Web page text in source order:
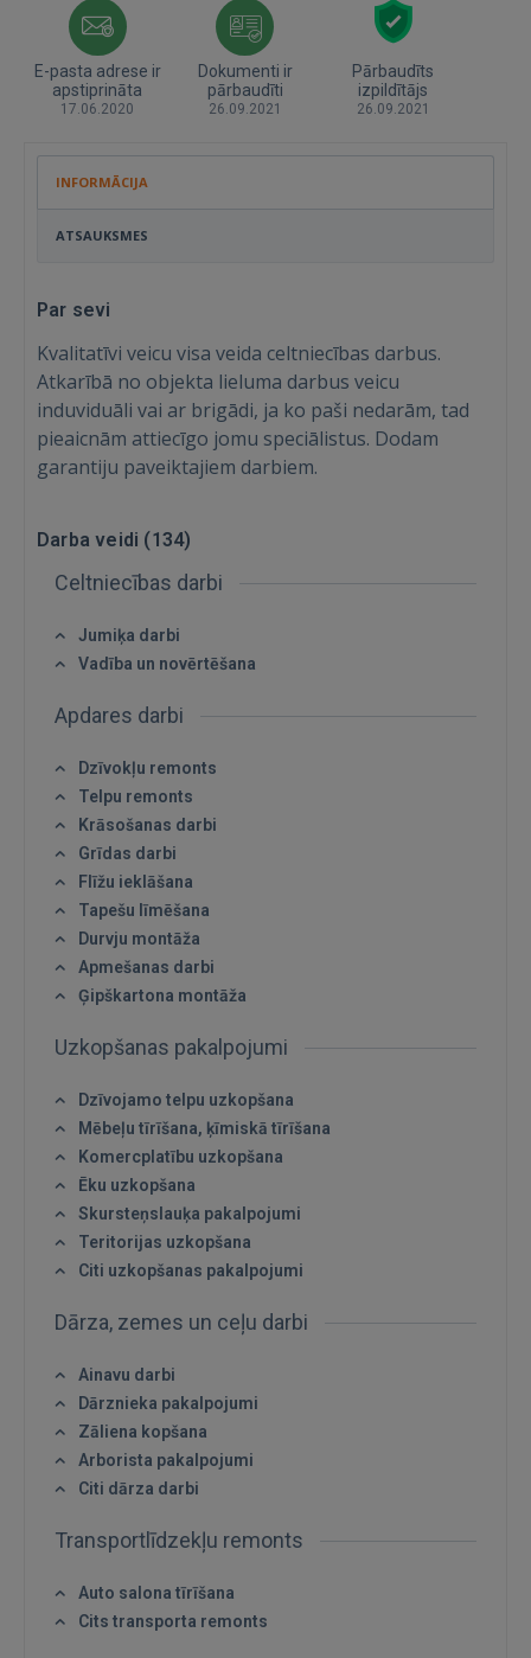
Ienākt
Vēl neesat reģistrējies?
E-pasta adrese ir
apstiprināta
17.06.2020
Dokumenti ir
pārbaudīti
26.09.2021
Pārbaudīts
izpildītājs
26.09.2021
INFORMĀCIJA
ATSAUKSMES
Par sevi
Kvalitatīvi veicu visa veida celtniecības darbus.
Atkarībā no objekta lieluma darbus veicu
induviduāli vai ar brigādi, ja ko paši nedarām, tad
pieaicnām attiecīgo jomu speciālistus. Dodam
garantiju paveiktajiem darbiem.
Darba veidi (134)
Celtniecības darbi
Jumiķa darbi
Vadība un novērtēšana
Apdares darbi
Dzīvokļu remonts
Telpu remonts
Krāsošanas darbi
Grīdas darbi
Flīžu ieklāšana
Tapešu līmēšana
Durvju montāža
Apmešanas darbi
Ģipškartona montāža
Uzkopšanas pakalpojumi
Dzīvojamo telpu uzkopšana
Mēbeļu tīrīšana, ķīmiskā tīrīšana
Komercplatību uzkopšana
Ēku uzkopšana
Skursteņslauķa pakalpojumi
Teritorijas uzkopšana
Citi uzkopšanas pakalpojumi
Dārza, zemes un ceļu darbi
Ainavu darbi
Dārznieka pakalpojumi
Zāliena kopšana
Arborista pakalpojumi
Citi dārza darbi
Transportlīdzekļu remonts
Auto salona tīrīšana
Cits transporta remonts